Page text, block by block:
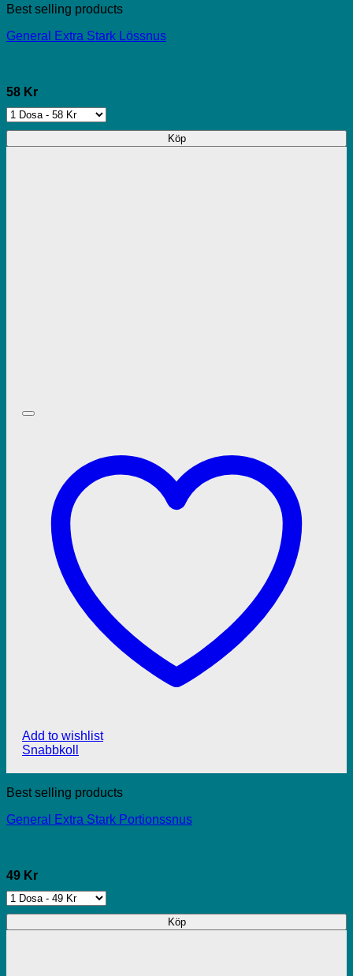
Best selling products
General Extra Stark Lössnus
58 Kr
Köp
Add to wishlist
Snabbkoll
Best selling products
General Extra Stark Portionssnus
49 Kr
Köp